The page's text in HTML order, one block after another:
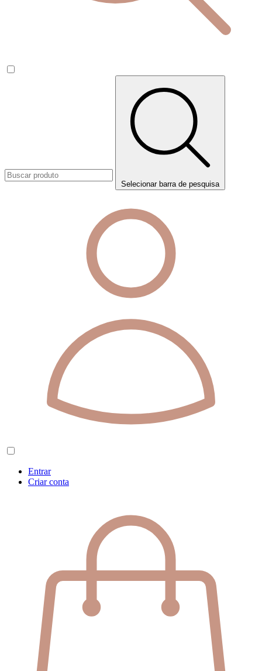
Selecionar barra de pesquisa
Entrar
Criar conta